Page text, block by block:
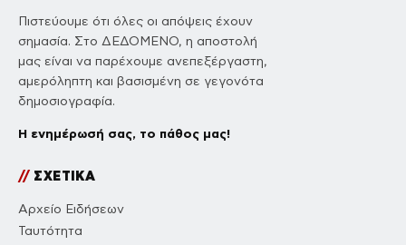
Πιστεύουμε ότι όλες οι απόψεις έχουν
σημασία. Στο ΔΕΔΟΜΕΝΟ, η αποστολή
μας είναι να παρέχουμε ανεπεξέργαστη,
αμερόληπτη και βασισμένη σε γεγονότα
δημοσιογραφία.
Η ενημέρωσή σας, το πάθος μας!
//ΣΧΕΤΙΚΑ
Αρχείο Ειδήσεων
Ταυτότητα